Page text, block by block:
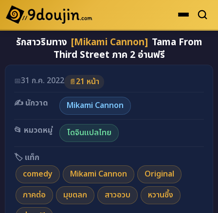
ดูเยอะสุด
คะแนนเยอะสุด
ระดับตำนาน
ยอดนิยม
เรื่องที่เก็บไว้
รักสาวริมทาง [Mikami Cannon] Tama From
Third Street ภาค 2 อ่านฟรี
อ่านโดจินภาพสี รักสาวริมทาง [Mikami Cannon]
📅31 ก.ค. 2022 📄21 หน้า
✍️ นักวาด
Mikami Cannon
📂 หมวดหมู่ โดจินแปลไทย
🏷️ แท็ก
comedy
Mikami Cannon
Original
ภาคต่อ
มุขตลก สาวอวบ
หวานซึ้ง